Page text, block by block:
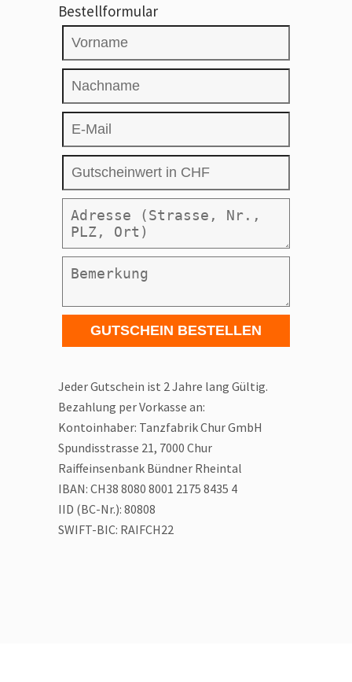
Bestellformular
Jeder Gutschein ist 2 Jahre lang Gültig.
Bezahlung per Vorkasse an:
Kontoinhaber: Tanzfabrik Chur GmbH
Spundisstrasse 21, 7000 Chur
Raiffeinsenbank Bündner Rheintal
IBAN: CH38 8080 8001 2175 8435 4
IID (BC-Nr.): 80808
SWIFT-BIC: RAIFCH22